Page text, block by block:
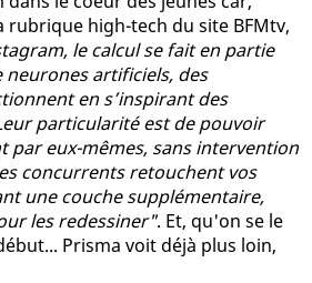
high-tech du site BFMtv,
le calcul se fait en partie
neurones artificiels, des
en s’inspirant des
particularité est de pouvoir
par eux-mêmes, sans intervention
concurrents retouchent vos
une couche supplémentaire,
les redessiner". Et, qu'on se le
Prisma voit déjà plus loin,